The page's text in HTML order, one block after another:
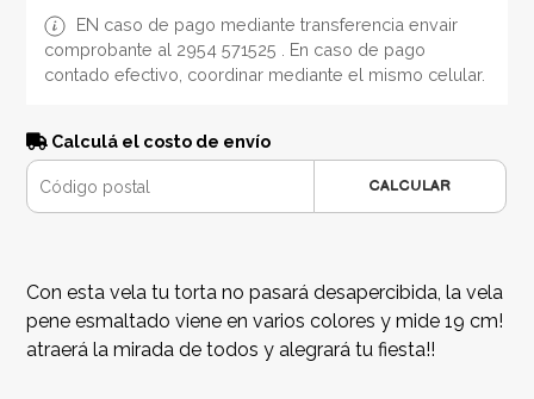
EN caso de pago mediante transferencia envair
comprobante al 2954 571525 . En caso de pago
contado efectivo, coordinar mediante el mismo celular.
Calculá el costo de envío
CALCULAR
Con esta vela tu torta no pasará desapercibida, la vela
pene esmaltado viene en varios colores y mide 19 cm!
atraerá la mirada de todos y alegrará tu fiesta!!